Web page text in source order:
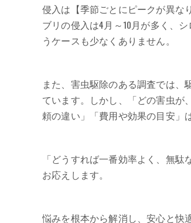
侵入は【季節ごとにピークが異な
ブリの侵入は4月～10月が多く、
うケースも少なくありません。
また、害虫駆除のある調査では、
ています。しかし、「どの害虫が
頼の違い」「費用や効果の目安」
「どうすれば一番効率よく、無
お応えします。
悩みを根本から解消し、安心と快